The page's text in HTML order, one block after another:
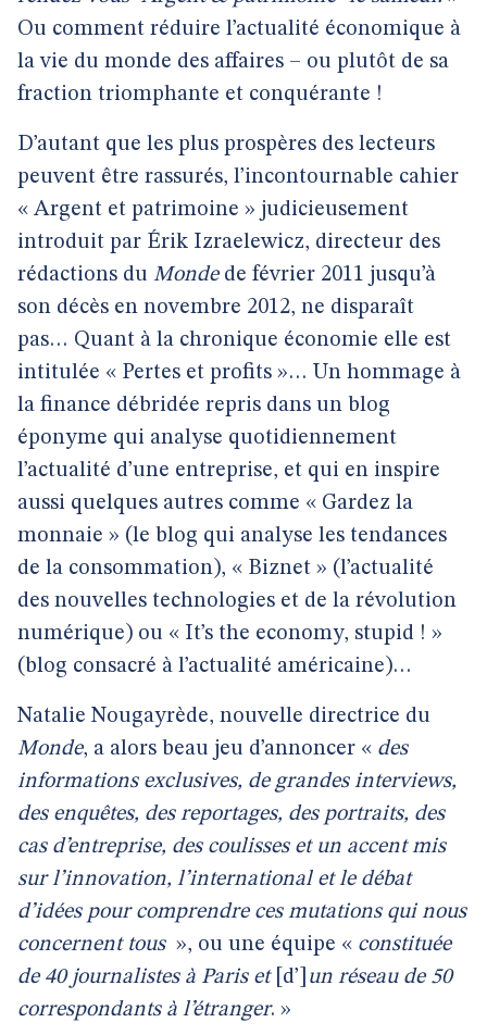
Ou comment réduire l’actualité économique à
la vie du monde des affaires – ou plutôt de sa
fraction triomphante et conquérante !
D’autant que les plus prospères des lecteurs
peuvent être rassurés, l’incontournable cahier
« Argent et patrimoine » judicieusement
introduit par Érik Izraelewicz, directeur des
rédactions du Mondede février 2011 jusqu’à
son décès en novembre 2012, ne disparaît
pas… Quant à la chronique économie elle est
intitulée « Pertes et profits »… Un hommage à
la finance débridée repris dans un blog
éponyme qui analyse quotidiennement
l’actualité d’une entreprise, et qui en inspire
aussi quelques autres comme « Gardez la
monnaie » (le blog qui analyse les tendances
de la consommation), « Biznet » (l’actualité
des nouvelles technologies et de la révolution
numérique) ou « It’s the economy, stupid ! »
(blog consacré à l’actualité américaine)…
Natalie Nougayrède, nouvelle directrice du
Monde, a alors beau jeu d’annoncer « des
informations exclusives, de grandes interviews,
des enquêtes, des reportages, des portraits, des
cas d’entreprise, des coulisses et un accent mis
sur l’innovation, l’international et le débat
d’idées pour comprendre ces mutations qui nous
concernent tous », ou une équipe « constituée
de 40 journalistes à Paris et [d’] un réseau de 50
correspondants à l’étranger. »